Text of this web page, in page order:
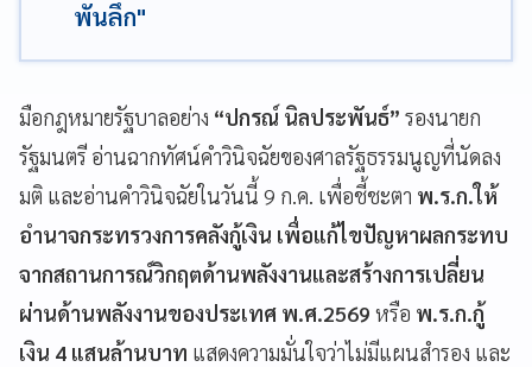
พันลึก"
มือกฎหมายรัฐบาลอย่าง “ปกรณ์ นิลประพันธ์” รองนายก
รัฐมนตรี อ่านฉากทัศน์คำวินิจฉัยของศาลรัฐธรรมนูญที่นัดลง
มติ และอ่านคำวินิจฉัยในวันนี้ 9 ก.ค. เพื่อชี้ชะตา พ.ร.ก.ให้
อำนาจกระทรวงการคลังกู้เงิน เพื่อแก้ไขปัญหาผลกระทบ
จากสถานการณ์วิกฤตด้านพลังงานและสร้างการเปลี่ยน
ผ่านด้านพลังงานของประเทศ พ.ศ.2569 หรือ พ.ร.ก.กู้
เงิน 4 แสนล้านบาท แสดงความมั่นใจว่าไม่มีแผนสำรอง และ